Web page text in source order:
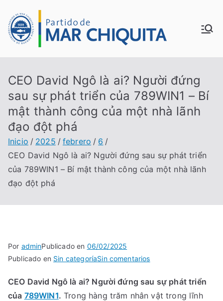
contenido
MUN
ALID
AD
MAR
CEO David Ngô là ai? Người đứng
sau sự phát triển của 789WIN1 – Bí
mật thành công của một nhà lãnh
đạo đột phá
Inicio 2025 febrero
6
CEO David Ngô là ai? Người đứng sau sự phát triển
của 789WIN1 – Bí mật thành công của một nhà lãnh
đạo đột phá
Por adminPublicado en 06/02/2025
Publicado en Sin categoríaSin comentariosen
David
Ngô
CEO David Ngô là ai? Người đứng sau sự phát triển
của 789WIN1. Trong hàng trăm nhân vật trong lĩnh